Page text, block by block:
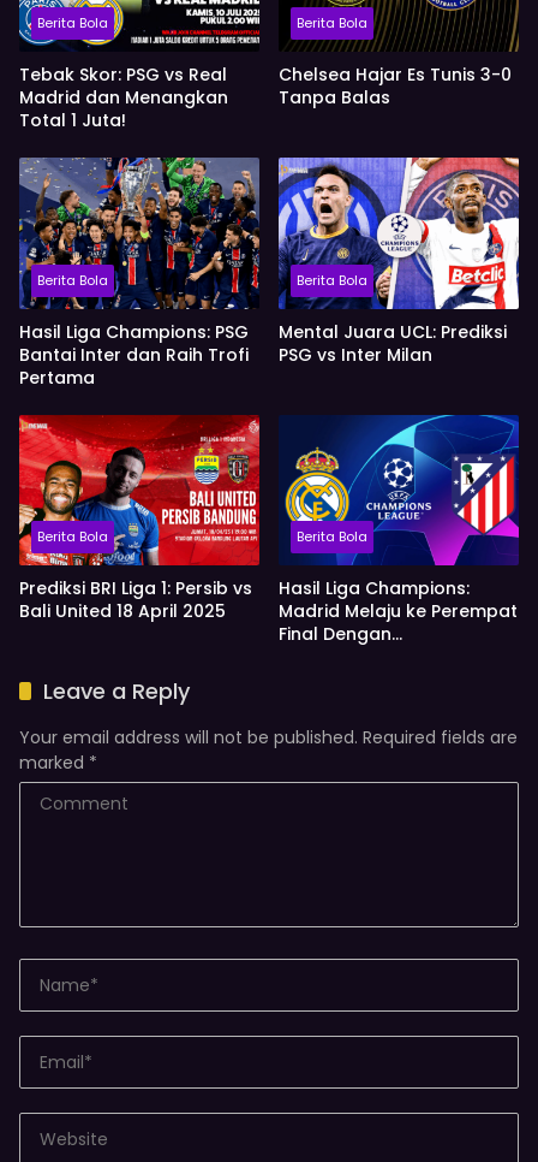
Berita Bola
Tebak Skor: PSG vs Real
Madrid dan Menangkan
Total 1 Juta!
Berita Bola
Chelsea Hajar Es Tunis 3-0
Tanpa Balas
Berita Bola
Hasil Liga Champions: PSG
Bantai Inter dan Raih Trofi
Pertama
Berita Bola
Mental Juara UCL: Prediksi
PSG vs Inter Milan
Berita Bola
Prediksi BRI Liga 1: Persib vs
Bali United 18 April 2025
Berita Bola
Hasil Liga Champions:
Madrid Melaju ke Perempat
Final Dengan
Leave a Reply
Your email address will not be published. Required fields are
marked *